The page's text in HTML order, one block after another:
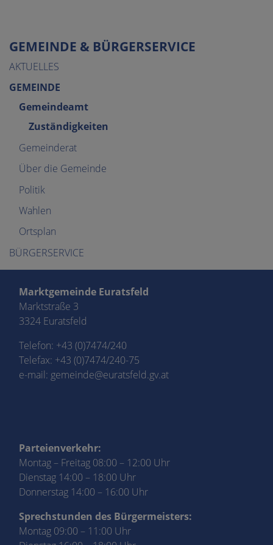
GEMEINDE & BÜRGERSERVICE
AKTUELLES
GEMEINDE
Gemeindeamt
Zuständigkeiten
Gemeinderat
Über die Gemeinde
Politik
Wahlen
Ortsplan
BÜRGERSERVICE
Marktgemeinde Euratsfeld
Marktstraße 3
3324 Euratsfeld
Telefon: +43 (0)7474/240
Telefax: +43 (0)7474/240-75
e-mail: gemeinde@euratsfeld.gv.at
Parteienverkehr:
Montag – Freitag 08:00 – 12:00 Uhr
Dienstag 14:00 – 18:00 Uhr
Donnerstag 14:00 – 16:00 Uhr
Sprechstunden des Bürgermeisters:
Montag 09:00 – 11:00 Uhr